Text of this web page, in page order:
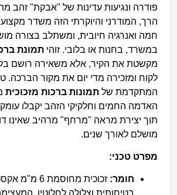
פודרה ונגיעות עדינות של "אבקת" זהב
הרך, המודרני והיוקרתי הזה משדר
חמה ואנרגיה חיובית, ומשתלב בצורה
במשרד, בחנות או בלובי. זוהיתמונת
מקשטת את הקיר, אלא משאירה רושם
לקוח ומזכירה מדי יום את מקור הברכה.
המתקדמת שלתמונות ברכות מזכוכית
האדמה החמים וחלקיקי הזהב יקבלו
תוך יצירת מראה "מרחף" מרהיב שאינו
מושלם לאורך שנים.
מפרט טכני:
חומר:
זכוכית